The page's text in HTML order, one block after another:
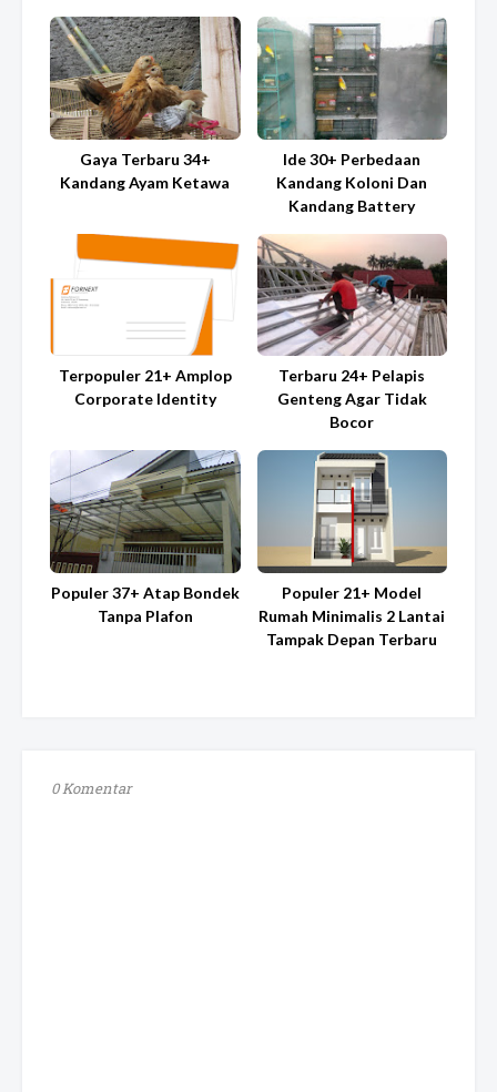
Gaya Terbaru 34+
Kandang Ayam Ketawa
Ide 30+ Perbedaan
Kandang Koloni Dan
Kandang Battery
Terpopuler 21+ Amplop
Corporate Identity
Terbaru 24+ Pelapis
Genteng Agar Tidak
Bocor
Populer 37+ Atap Bondek
Tanpa Plafon
Populer 21+ Model
Rumah Minimalis 2 Lantai
Tampak Depan Terbaru
0 Komentar